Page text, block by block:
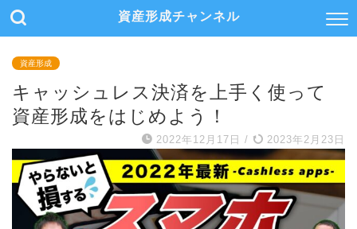
資産形成チャンネル
資産形成
キャッシュレス決済を上手く使って
資産形成をはじめよう！
2022年12月17日 / 2023年2月23日